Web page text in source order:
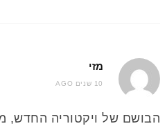
מזי
10 שנים AGO
הבושם של ויקטוריה החדש,